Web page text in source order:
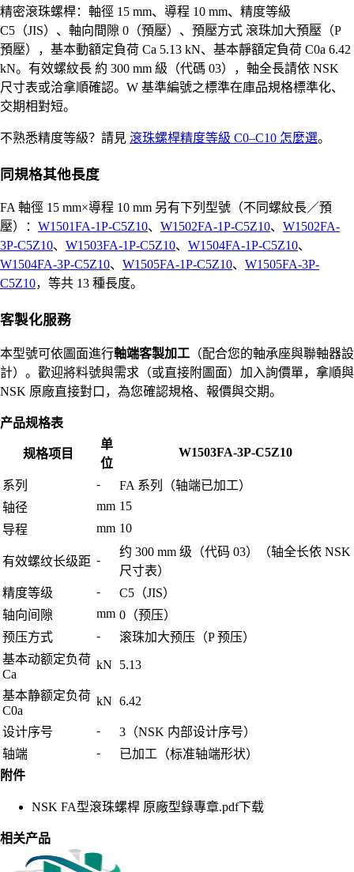
精密滾珠螺桿：軸徑 15 mm、導程 10 mm、精度等級
C5（JIS）、軸向間隙 0（預壓）、預壓方式 滾珠加大預壓（P
預壓），基本動額定負荷 Ca 5.13 kN、基本靜額定負荷 C0a 6.42
kN。有效螺紋長 約 300 mm 級（代碼 03），軸全長請依 NSK
尺寸表或洽拿順確認。W 基準編號之標準在庫品規格標準化、
交期相對短。
不熟悉精度等級？請見 滾珠螺桿精度等級 C0–C10 怎麼選。
同規格其他長度
FA 軸徑 15 mm×導程 10 mm 另有下列型號（不同螺紋長／預
壓）： W1501FA-1P-C5Z10、 W1502FA-1P-C5Z10、 W1502FA-
3P-C5Z10、 W1503FA-1P-C5Z10、 W1504FA-1P-C5Z10、
W1504FA-3P-C5Z10、 W1505FA-1P-C5Z10、 W1505FA-3P-
C5Z10，等共 13 種長度。
客製化服務
本型號可依圖面進行軸端客製加工 （配合您的軸承座與聯軸器設
計）。歡迎將料號與需求（或直接附圖面）加入詢價單，拿順與
NSK 原廠直接對口，為您確認規格、報價與交期。
产品规格表
规格项目
单
位
W1503FA-3P-C5Z10
系列 -
FA 系列（轴端已加工）
轴径
mm 15
导程
mm 10
有效螺纹长级距 -
约 300 mm 级（代码 03）（轴全长依 NSK
尺寸表）
精度等级
-
C5（JIS）
轴向间隙
mm 0（预压）
预压方式
-
滚珠加大预压（P 预压）
基本动额定负荷
Ca
kN 5.13
基本静额定负荷
C0a
kN 6.42
设计序号 -
3（NSK 内部设计序号）
轴端
-
已加工（标准轴端形状）
附件
NSK FA型滾珠螺桿 原廠型錄專章.pdf下载
相关产品